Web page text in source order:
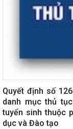
Quyết định số
danh mục thủ
tuyển sinh thuộc
dục và Đào tạo